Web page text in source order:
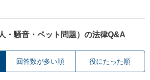
・騒音・ペット問題）の法律Q&A
回答数が多い順 役にたった順